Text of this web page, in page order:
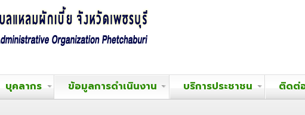
บุคลากร ข้อมูลการดำเนินงาน บริการประชาชน
ติดต่